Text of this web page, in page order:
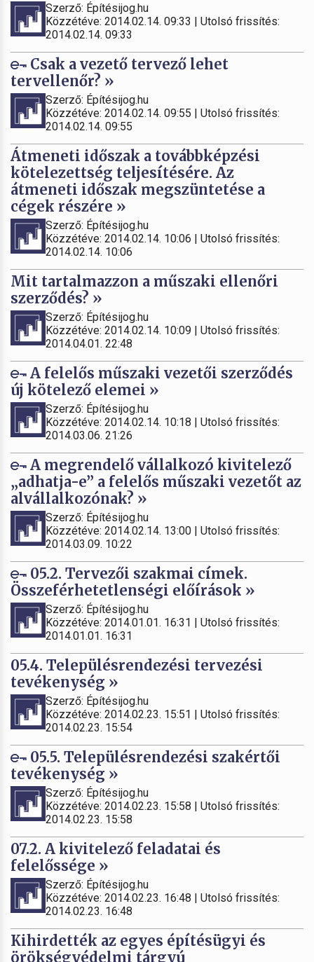
Szerző: Építésijog.hu
Közzétéve: 2014.02.14. 09:33 | Utolsó frissítés:
2014.02.14. 09:33
Csak a vezető tervező lehet
tervellenőr? »
Szerző: Építésijog.hu
Közzétéve: 2014.02.14. 09:55 | Utolsó frissítés:
2014.02.14. 09:55
Átmeneti időszak a továbbképzési
kötelezettség teljesítésére. Az
átmeneti időszak megszüntetése a
cégek részére »
Szerző: Építésijog.hu
Közzétéve: 2014.02.14. 10:06 | Utolsó frissítés:
2014.02.14. 10:06
Mit tartalmazzon a műszaki ellenőri
szerződés? »
Szerző: Építésijog.hu
Közzétéve: 2014.02.14. 10:09 | Utolsó frissítés:
2014.04.01. 22:48
A felelős műszaki vezetői szerződés
új kötelező elemei »
Szerző: Építésijog.hu
Közzétéve: 2014.02.14. 10:18 | Utolsó frissítés:
2014.03.06. 21:26
A megrendelő vállalkozó kivitelező
„adhatja-e” a felelős műszaki vezetőt az
alvállalkozónak? »
Szerző: Építésijog.hu
Közzétéve: 2014.02.14. 13:00 | Utolsó frissítés:
2014.03.09. 10:22
05.2. Tervezői szakmai címek.
Összeférhetetlenségi előírások »
Szerző: Építésijog.hu
Közzétéve: 2014.01.01. 16:31 | Utolsó frissítés:
2014.01.01. 16:31
05.4. Településrendezési tervezési
tevékenység »
Szerző: Építésijog.hu
Közzétéve: 2014.02.23. 15:51 | Utolsó frissítés:
2014.02.23. 15:54
05.5. Településrendezési szakértői
tevékenység »
Szerző: Építésijog.hu
Közzétéve: 2014.02.23. 15:58 | Utolsó frissítés:
2014.02.23. 15:58
07.2. A kivitelező feladatai és
felelőssége »
Szerző: Építésijog.hu
Közzétéve: 2014.02.23. 16:48 | Utolsó frissítés:
2014.02.23. 16:48
Kihirdették az egyes építésügyi és
örökségvédelmi tárgyú